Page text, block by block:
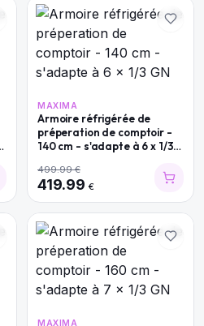
MAXIMA
Armoire réfrigérée de
préperation de comptoir -
140 cm - s'adapte à 6 x 1/3
499.99€
419.99 €
MAXIMA